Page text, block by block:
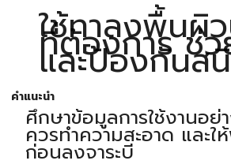
ใช้ทาลงพื้นผิ
ที่ต้องการ ช่
และป้องกันส
คำแนะนำ
ศึกษาข้อมูลการใช้งานอย่
ควรทำความสะอาด และ
ก่อนลงจาระบี